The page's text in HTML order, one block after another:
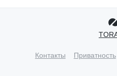
Контакты Приватность